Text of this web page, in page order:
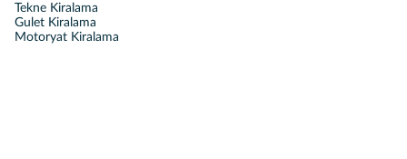
Tekne Kiralama
Gulet Kiralama
Motoryat Kiralama